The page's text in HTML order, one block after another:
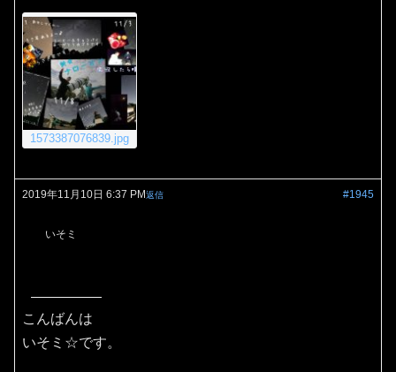
1573387076839.jpg
2019年11月10日 6:37 PM #1945
返信
いそミ
こんばんは
いそミ☆です。